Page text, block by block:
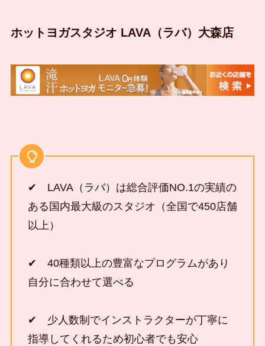
ホットヨガスタジオ LAVA（ラバ）大森店
✔ LAVA（ラバ）は総合評価NO.1の実績の
ある国内最大級のスタジオ（全国で450店舗
以上）
✔ 40種類以上の豊富なプログラムがあり
自分に合わせて選べる
✔ 少人数制でインストラクターが丁寧に
指導してくれるため初心者でも安心